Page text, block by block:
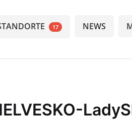
17 NEWS